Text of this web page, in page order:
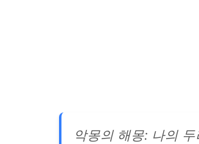
악몽의 해몽: 나의